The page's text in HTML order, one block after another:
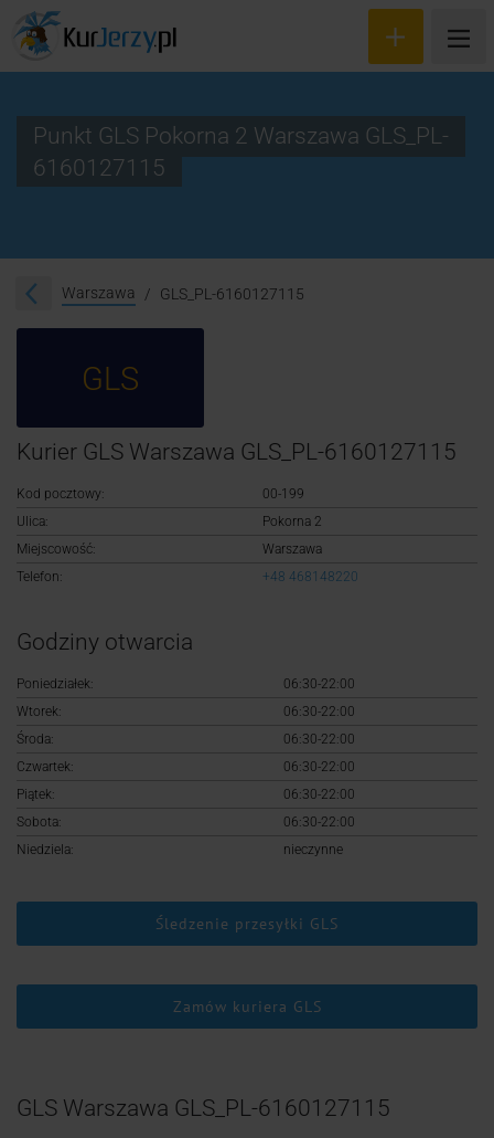
Śledzenie przesyłki
Logowanie
Punkt GLS Pokorna 2 Warszawa GLS_PL-
6160127115
Warszawa GLS_PL-6160127115
GLS
Kurier GLS Warszawa GLS_PL-6160127115
Kod pocztowy:
00-199
Ulica:
Pokorna 2
Miejscowość:
Warszawa
Telefon:
+48 468148220
Godziny otwarcia
Poniedziałek:
06:30-22:00
Wtorek:
06:30-22:00
Środa:
06:30-22:00
Czwartek:
06:30-22:00
Piątek:
06:30-22:00
Sobota:
06:30-22:00
Niedziela:
nieczynne
Śledzenie przesyłki GLS
Zamów kuriera GLS
GLS Warszawa GLS_PL-6160127115